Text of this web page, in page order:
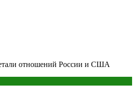
отношений России и США